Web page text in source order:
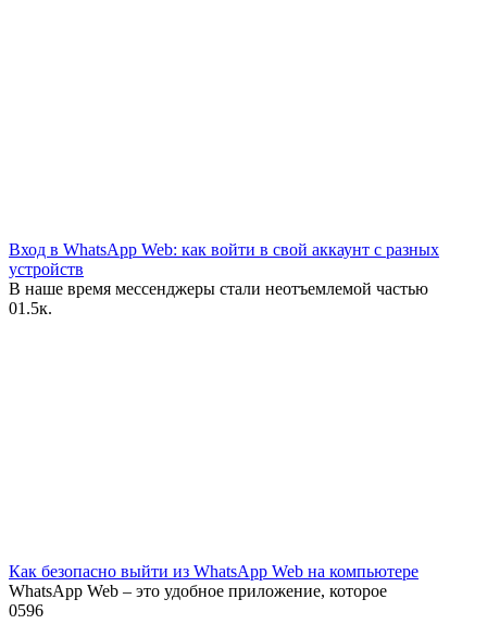
Вход в WhatsApp Web: как войти в свой аккаунт с разных
устройств
В наше время мессенджеры стали неотъемлемой частью
01.5к.
Как безопасно выйти из WhatsApp Web на компьютере
WhatsApp Web – это удобное приложение, которое
0596